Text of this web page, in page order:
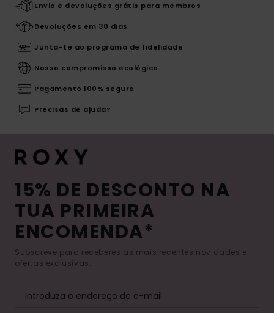
Envio e devoluções grátis para membros
Devoluções em 30 dias
Junta-te ao programa de fidelidade
Nosso compromisso ecológico
Pagamento 100% seguro
Precisas de ajuda?
15% DE DESCONTO NA
TUA PRIMEIRA
ENCOMENDA*
Subscreve para receberes as mais recentes novidades e
ofertas exclusivas.